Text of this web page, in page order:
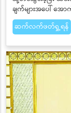
ချက်များအပေါ် အေ
ဆက်လက်ဖတ်ရှု့ရန်